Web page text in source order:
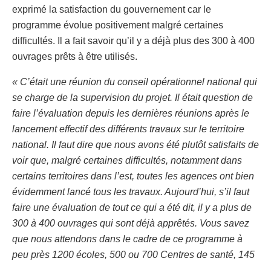
exprimé la satisfaction du gouvernement car le
programme évolue positivement malgré certaines
difficultés. Il a fait savoir qu’il y a déjà plus des 300 à 400
ouvrages prêts à être utilisés.
« C’était une réunion du conseil opérationnel national qui
se charge de la supervision du projet. Il était question de
faire l’évaluation depuis les dernières réunions après le
lancement effectif des différents travaux sur le territoire
national. Il faut dire que nous avons été plutôt satisfaits de
voir que, malgré certaines difficultés, notamment dans
certains territoires dans l’est, toutes les agences ont bien
évidemment lancé tous les travaux. Aujourd’hui, s’il faut
faire une évaluation de tout ce qui a été dit, il y a plus de
300 à 400 ouvrages qui sont déjà apprêtés. Vous savez
que nous attendons dans le cadre de ce programme à
peu près 1200 écoles, 500 ou 700 Centres de santé, 145